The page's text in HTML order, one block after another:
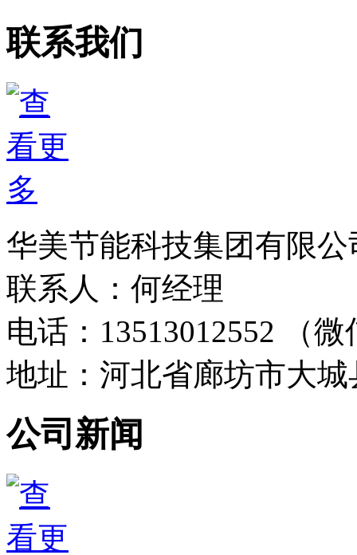
联系我们
华美节能科技集团有限公
联系人：何经理
电话：13513012552 （
地址：河北省廊坊市大
公司新闻